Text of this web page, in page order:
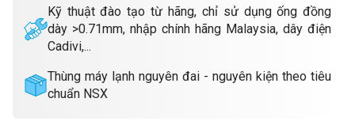
Kỹ thuật đào tạo từ hãng, chỉ sử dụng ống đồng
dày >0.71mm, nhập chính hãng Malaysia, dây điện
Cadivi,...
Thùng máy lạnh nguyên đai - nguyên kiện theo tiêu
chuẩn NSX